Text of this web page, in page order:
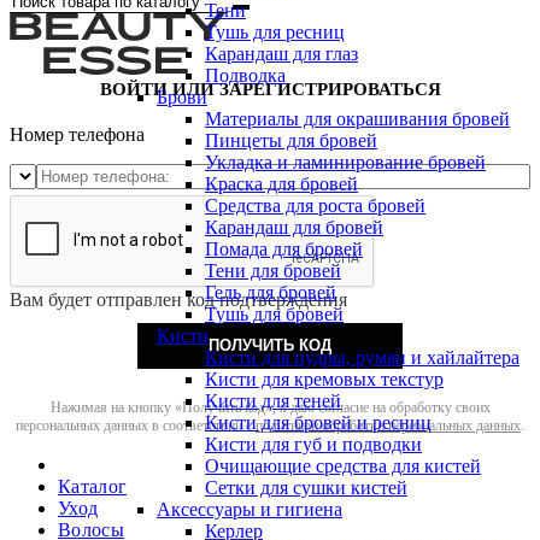
Тени
Тушь для ресниц
Карандаш для глаз
Подводка
Брови
Материалы для окрашивания бровей
Пинцеты для бровей
Укладка и ламинирование бровей
Краска для бровей
Средства для роста бровей
Карандаш для бровей
Помада для бровей
Тени для бровей
Гель для бровей
Тушь для бровей
Кисти
Кисти для пудры, румян и хайлайтера
Кисти для кремовых текстур
Кисти для теней
Кисти для бровей и ресниц
Кисти для губ и подводки
Очищающие средства для кистей
Сетки для сушки кистей
Аксессуары и гигиена
Керлер
ВОЙТИ ИЛИ ЗАРЕГИСТРИРОВАТЬСЯ
Номер телефона
Вам будет отправлен код подтверждения
ПОЛУЧИТЬ КОД
Нажимая на кнопку «Получить код», я даю согласие на обработку своих
персональных данных в соответствии сполитикой обработки персональных данных.
Каталог
Уход
Волосы